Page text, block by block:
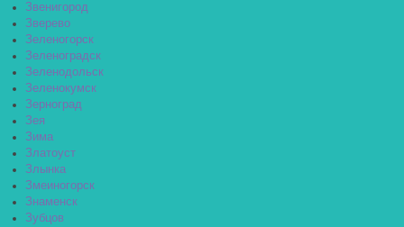
Звенигород
Зверево
Зеленогорск
Зеленоградск
Зеленодольск
Зеленокумск
Зерноград
Зея
Зима
Златоуст
Злынка
Змеиногорск
Знаменск
Зубцов